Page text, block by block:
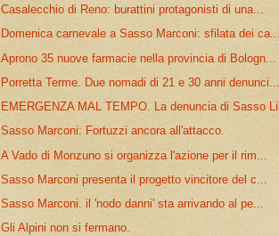
Casalecchio di Reno: burattini protagonisti di una...
Domenica carnevale a Sasso Marconi: sfilata dei
Aprono 35 nuove farmacie nella provincia di Bologn...
Porretta Terme. Due nomadi di 21 e 30 anni
EMERGENZA MAL TEMPO. La denuncia di Sasso
Sasso Marconi: Fortuzzi ancora all'attacco.
A Vado di Monzuno si organizza l'azione per il rim...
Sasso Marconi presenta il progetto vincitore del c...
Sasso Marconi. il 'nodo danni' sta arrivando al pe...
Gli Alpini non si fermano.